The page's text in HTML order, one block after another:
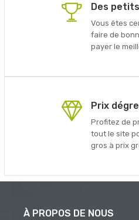
Des
Vous êtes
faire de
payer le
Prix
Profitez de
tout le site
gros à prix
À PROPOS DE NOUS